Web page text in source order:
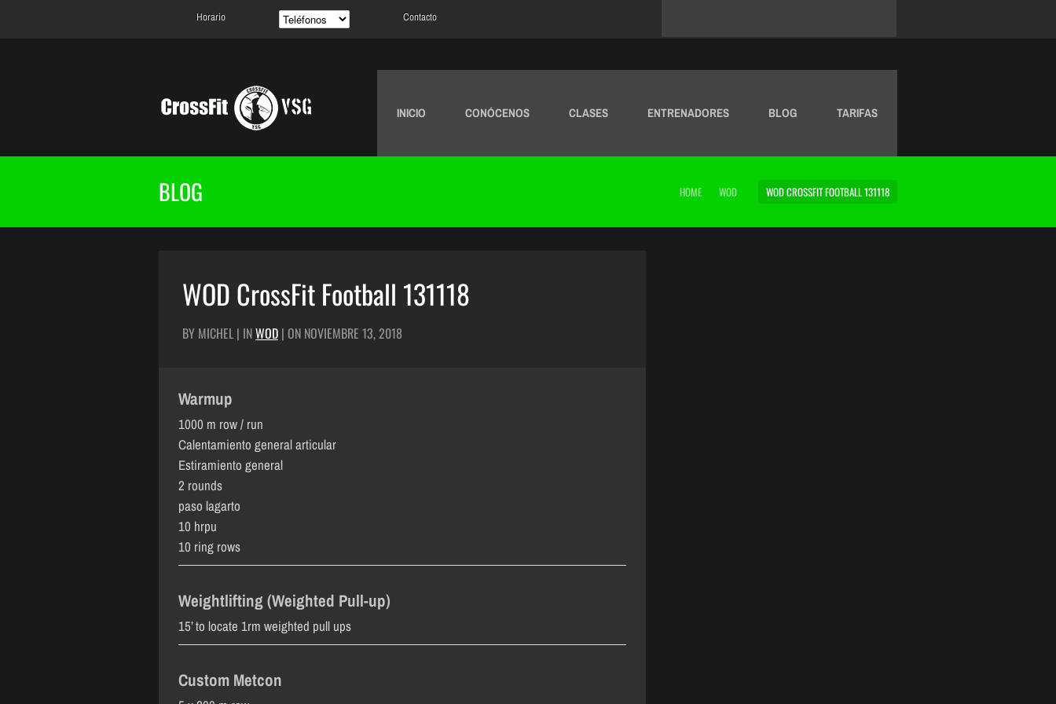
Horario Contacto
INICIO CONÓCENOS CLASES ENTRENADORES BLOG TARIFAS
BLOG HOME WOD WOD CROSSFIT FOOTBALL 131118
WOD CrossFit Football 131118
BY MICHEL | INWOD | ON NOVIEMBRE 13, 2018
Warmup
1000 m row / run
Calentamiento general articular
Estiramiento general
2 rounds
paso lagarto
10 hrpu
10 ring rows
Weightlifting (Weighted Pull-up)
15’ to locate 1rm weighted pull ups
Custom Metcon